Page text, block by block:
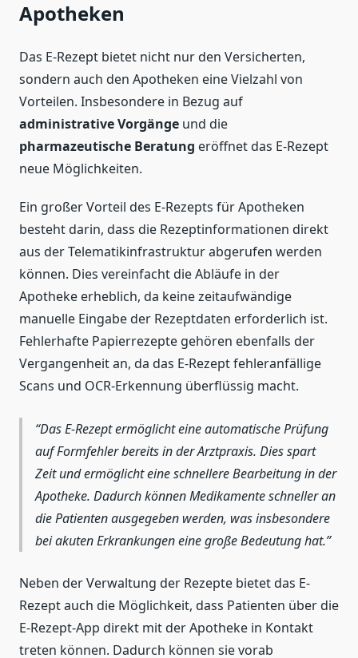
Apotheken
Das E-Rezept bietet nicht nur den Versicherten,
sondern auch den Apotheken eine Vielzahl von
Vorteilen. Insbesondere in Bezug auf
administrative Vorgänge und die
pharmazeutische Beratung eröffnet das E-Rezept
neue Möglichkeiten.
Ein großer Vorteil des E-Rezepts für Apotheken
besteht darin, dass die Rezeptinformationen direkt
aus der Telematikinfrastruktur abgerufen werden
können. Dies vereinfacht die Abläufe in der
Apotheke erheblich, da keine zeitaufwändige
manuelle Eingabe der Rezeptdaten erforderlich ist.
Fehlerhafte Papierrezepte gehören ebenfalls der
Vergangenheit an, da das E-Rezept fehleranfällige
Scans und OCR-Erkennung überflüssig macht.
Das E-Rezept ermöglicht eine automatische Prüfung
auf Formfehler bereits in der Arztpraxis. Dies spart
Zeit und ermöglicht eine schnellere Bearbeitung in der
Apotheke. Dadurch können Medikamente schneller an
die Patienten ausgegeben werden, was insbesondere
bei akuten Erkrankungen eine große Bedeutung hat.
Neben der Verwaltung der Rezepte bietet das E-
Rezept auch die Möglichkeit, dass Patienten über die
E-Rezept-App direkt mit der Apotheke in Kontakt
treten können. Dadurch können sie vorab